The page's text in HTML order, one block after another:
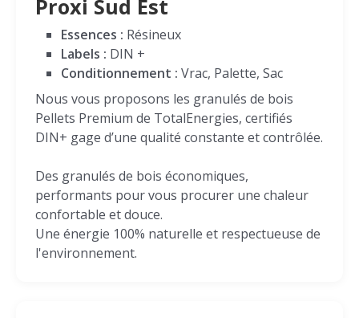
Proxi Sud Est
Essences : Résineux
Labels : DIN +
Conditionnement : Vrac, Palette, Sac
Nous vous proposons les granulés de bois
Pellets Premium de TotalEnergies, certifiés
DIN+ gage d’une qualité constante et contrôlée.
Des granulés de bois économiques,
performants pour vous procurer une chaleur
confortable et douce.
Une énergie 100% naturelle et respectueuse de
l'environnement.